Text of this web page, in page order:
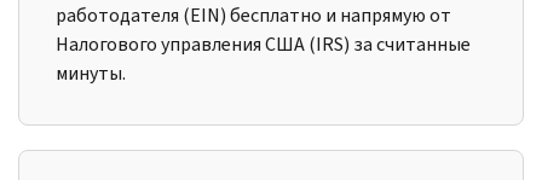
работодателя (EIN) бесплатно и напрямую от
Налогового управления США (IRS) за считанные
минуты.